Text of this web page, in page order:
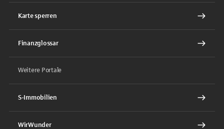
Karte sperren
Finanzglossar
Weitere Portale
S-Immobilien
WirWunder